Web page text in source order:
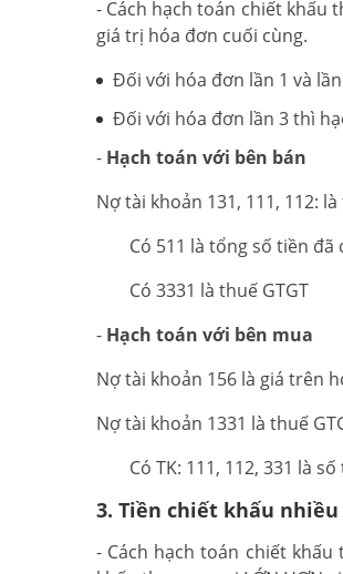
- Cách hạch toán chiết khấu
giá trị hóa đơn cuối cùng.
Đối với hóa đơn lần 1 và
Đối với hóa đơn lần 3 thì
- Hạch toán với bên bán
Nợ tài khoản 131, 111, 112:
Có 511 là tổng số tiền đã
Có 3331 là thuế GTGT
- Hạch toán với bên mua
Nợ tài khoản 156 là giá trên
Nợ tài khoản 1331 là thuế
Có TK: 111, 112, 331 là
3. Tiền chiết khấu
- Cách hạch toán chiết